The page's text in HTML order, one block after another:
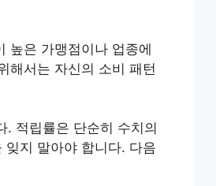
높은 가맹점이나 업종에
해서는 자신의 소비 패턴
. 적립률은 단순히 수치의
지 말아야 합니다. 다음